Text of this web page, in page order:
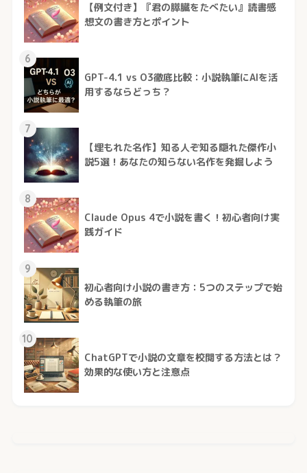
【例文付き】『君の膵臓をたべたい』読書感
想文の書き方とポイント
6
GPT-4.1 vs O3徹底比較：小説執筆にAIを活
用するならどっち？
7
【埋もれた名作】知る人ぞ知る隠れた傑作小
説5選！あなたの知らない名作を発掘しよう
8
Claude Opus 4で小説を書く！初心者向け実
践ガイド
9
初心者向け小説の書き方：5つのステップで始
める執筆の旅
10
ChatGPTで小説の文章を校閲する方法とは？
効果的な使い方と注意点